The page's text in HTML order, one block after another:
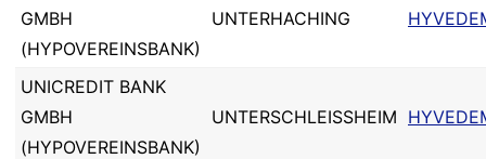
GMBH
(HYPOVEREINSBANK)
UNTERHACHING
UNICREDIT BANK
GMBH
(HYPOVEREINSBANK)
UNTERSCHLEISSHEIM